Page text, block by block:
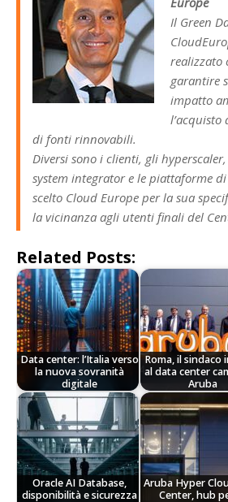
Il Green
realizzato
garantire
impatto
l’acquisto
di fonti rinnovabili.
Diversi sono i clienti, gli
system integrator e le piattaforme
scelto Cloud Europe per la sua
la vicinanza agli utenti finali del
Related Posts:
Data center: l’Italia verso
la nuova sovranità
digitale
Roma, il sindaco
al data center
Aruba
Oracle AI Database,
disponibilità e sicurezza
Aruba Hyper
Center, hub